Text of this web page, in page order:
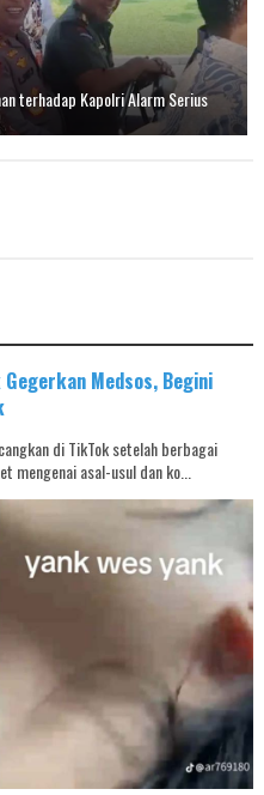
terhadap Kapolri Alarm Serius
Medsos, Begini
di TikTok setelah berbagai
mengenai asal-usul dan ko...